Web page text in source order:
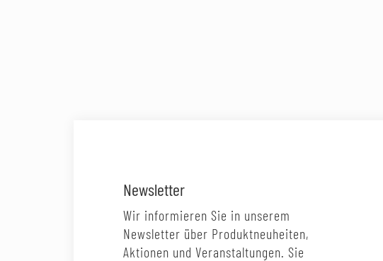
Newsletter
Wir informieren Sie in unserem
Newsletter über Produktneuheiten,
Aktionen und Veranstaltungen. Sie